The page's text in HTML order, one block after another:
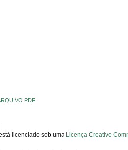
PDF
licenciado sob uma Licença Creative